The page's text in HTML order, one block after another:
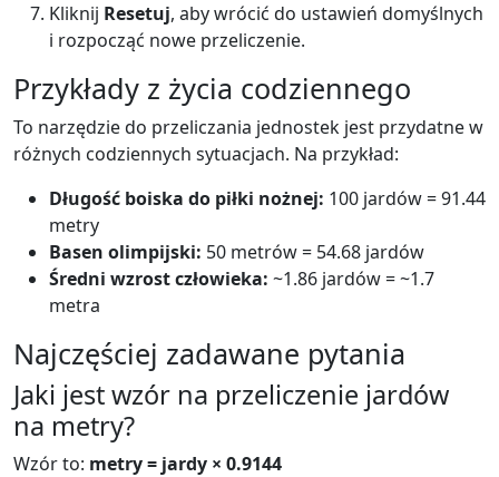
Kliknij Resetuj, aby wrócić do ustawień domyślnych
i rozpocząć nowe przeliczenie.
Przykłady z życia codziennego
To narzędzie do przeliczania jednostek jest przydatne w
różnych codziennych sytuacjach. Na przykład:
Długość boiska do piłki nożnej: 100 jardów = 91.44
metry
Basen olimpijski: 50 metrów = 54.68 jardów
Średni wzrost człowieka: ~1.86 jardów = ~1.7
metra
Najczęściej zadawane pytania
Jaki jest wzór na przeliczenie jardów
na metry?
Wzór to: metry = jardy × 0.9144